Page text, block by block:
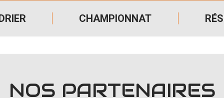
CHAMPIONNAT
NOS PARTENAIRES